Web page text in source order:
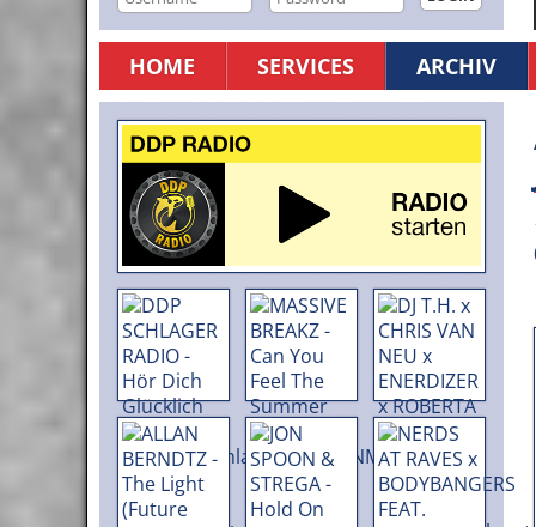
HOME SERVICES ARCHIV